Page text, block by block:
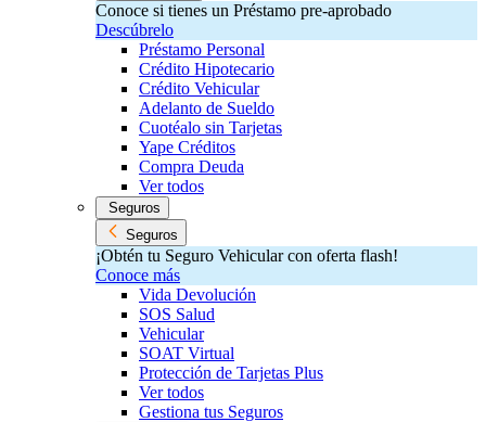
Conoce si tienes un Préstamo pre-aprobado
Descúbrelo
Préstamo Personal
Crédito Hipotecario
Crédito Vehicular
Adelanto de Sueldo
Cuotéalo sin Tarjetas
Yape Créditos
Compra Deuda
Ver todos
Seguros
Seguros
¡Obtén tu Seguro Vehicular con oferta flash!
Conoce más
Vida Devolución
SOS Salud
Vehicular
SOAT Virtual
Protección de Tarjetas Plus
Ver todos
Gestiona tus Seguros